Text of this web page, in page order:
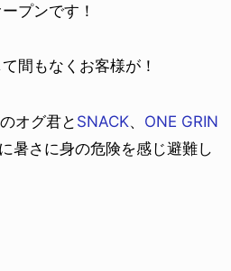
プンです！
間もなくお客様が！
オグ君と SNACK、 ONE GRIN
暑さに身の危険を感じ避難し